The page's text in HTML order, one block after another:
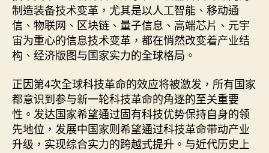
制造装备技术变革，尤其是以人工智能、移动通
信、物联网、区块链、量子信息、高端芯片、元宇
宙为重心的信息技术变革，都在悄然改变着产业结
构、经济版图与国家实力的全球格局。
正因第4次全球科技革命的效应将被激发，所有国家
都意识到参与新一轮科技革命的角逐的至关重要
性。发达国家希望通过固有科技优势保持自身的领
先地位，发展中国家则希望通过科技革命带动产业
升级，实现综合实力的跨越式提升。与近代历史上